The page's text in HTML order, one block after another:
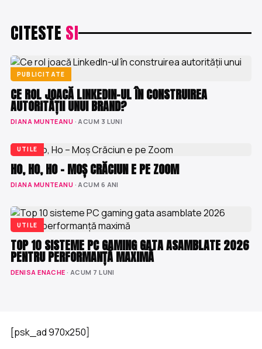
CITESTE SI
PUBLICITATE
CE ROL JOACĂ LINKEDIN-UL ÎN CONSTRUIREA
AUTORITĂȚII UNUI BRAND?
DIANA MUNTEANU · ACUM 3 LUNI
UTILE
HO, HO, HO – MOȘ CRĂCIUN E PE ZOOM
DIANA MUNTEANU · ACUM 6 ANI
UTILE
TOP 10 SISTEME PC GAMING GATA ASAMBLATE 2026
PENTRU PERFORMANȚĂ MAXIMĂ
DENISA ENACHE · ACUM 7 LUNI
[psk_ad 970x250]